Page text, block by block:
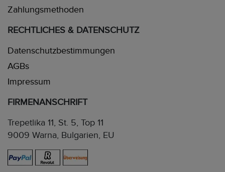
Zahlungsmethoden
RECHTLICHES & DATENSCHUTZ
Datenschutzbestimmungen
AGBs
Impressum
FIRMENANSCHRIFT
Trepetlika 11, St. 5, Top 11
9009 Warna, Bulgarien, EU